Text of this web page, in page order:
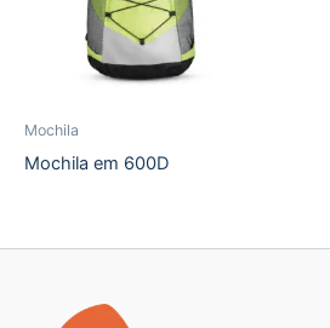
Mochila
Mochila em 600D